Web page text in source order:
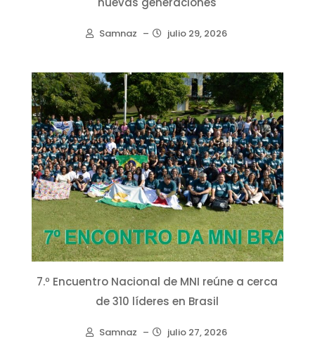
Samnaz – julio 29, 2026
7.º Encuentro Nacional de MNI reúne a cerca
de 310 líderes en Brasil
Samnaz – julio 27, 2026